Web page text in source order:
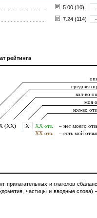
5.00 (10) -
7.24 (114) -
рейтинга
и глаголов
частицы и вводные слова)